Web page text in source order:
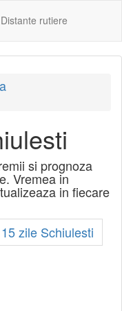
Distante rutiere
si prognoza
Vremea in
in fiecare
zile Schiulesti